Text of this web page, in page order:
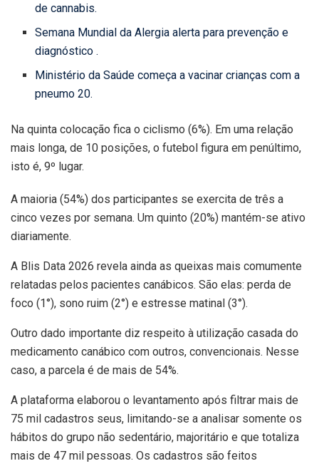
de cannabis.
Semana Mundial da Alergia alerta para prevenção e
diagnóstico .
Ministério da Saúde começa a vacinar crianças com a
pneumo 20.
Na quinta colocação fica o ciclismo (6%). Em uma relação
mais longa, de 10 posições, o futebol figura em penúltimo,
isto é, 9º lugar.
A maioria (54%) dos participantes se exercita de três a
cinco vezes por semana. Um quinto (20%) mantém-se ativo
diariamente.
A Blis Data 2026 revela ainda as queixas mais comumente
relatadas pelos pacientes canábicos. São elas: perda de
foco (1°), sono ruim (2°) e estresse matinal (3°).
Outro dado importante diz respeito à utilização casada do
medicamento canábico com outros, convencionais. Nesse
caso, a parcela é de mais de 54%.
A plataforma elaborou o levantamento após filtrar mais de
75 mil cadastros seus, limitando-se a analisar somente os
hábitos do grupo não sedentário, majoritário e que totaliza
mais de 47 mil pessoas. Os cadastros são feitos